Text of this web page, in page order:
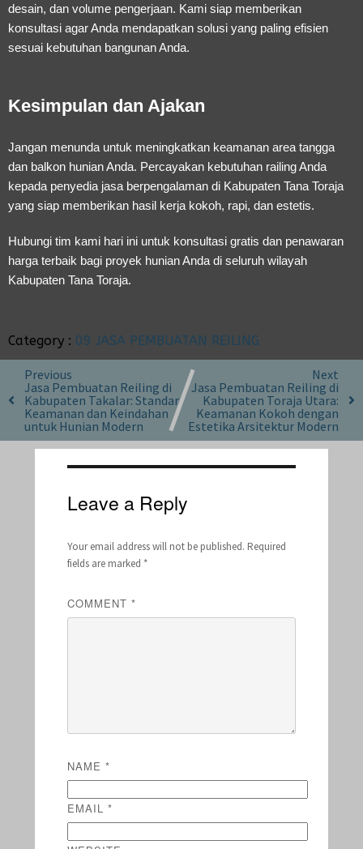
desain, dan volume pengerjaan. Kami siap memberikan
konsultasi agar Anda mendapatkan solusi yang paling efisien
sesuai kebutuhan bangunan Anda.
Kesimpulan dan Ajakan
Jangan menunda untuk meningkatkan keamanan area tangga
dan balkon hunian Anda. Percayakan kebutuhan railing Anda
kepada penyedia jasa berpengalaman di Kabupaten Tana Toraja
yang siap memberikan hasil kerja kokoh, rapi, dan estetis.
Hubungi tim kami hari ini untuk konsultasi gratis dan penawaran
harga terbaik bagi proyek hunian Anda di seluruh wilayah
Kabupaten Tana Toraja.
Category : 09 JASA PEMBUATAN REILING
Previous
Jasa Pembuatan Reiling di
Kabupaten Takalar: Standar
Keamanan dan Keindahan
untuk Hunian Modern
Next
Jasa Pembuatan Reiling di
Kabupaten Toraja Utara:
Keamanan Kokoh dengan
Estetika Arsitektur Modern
Leave a Reply
Your email address will not be published. Required
fields are marked *
COMMENT *
NAME *
EMAIL *